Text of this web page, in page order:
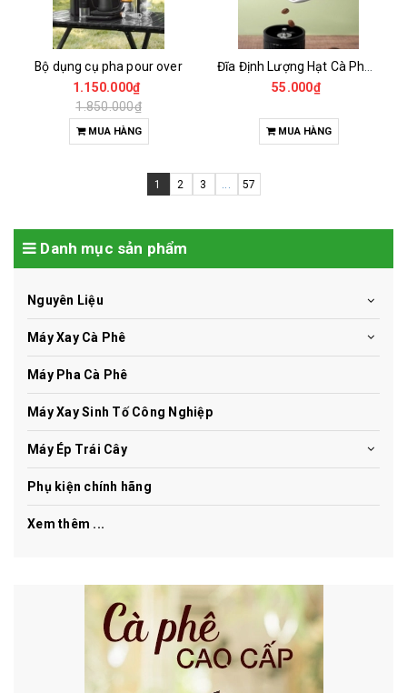
Bộ dụng cụ pha pour over
1.150.000₫
1.850.000₫
MUA HÀNG
55.000₫
MUA HÀNG
1 2 3 ... 57
Danh mục sản phẩm
Nguyên Liệu
Máy Xay Cà Phê
Máy Pha Cà Phê
Máy Xay Sinh Tố Công Nghiệp
Máy Ép Trái Cây
Phụ kiện chính hãng
Xem thêm ...